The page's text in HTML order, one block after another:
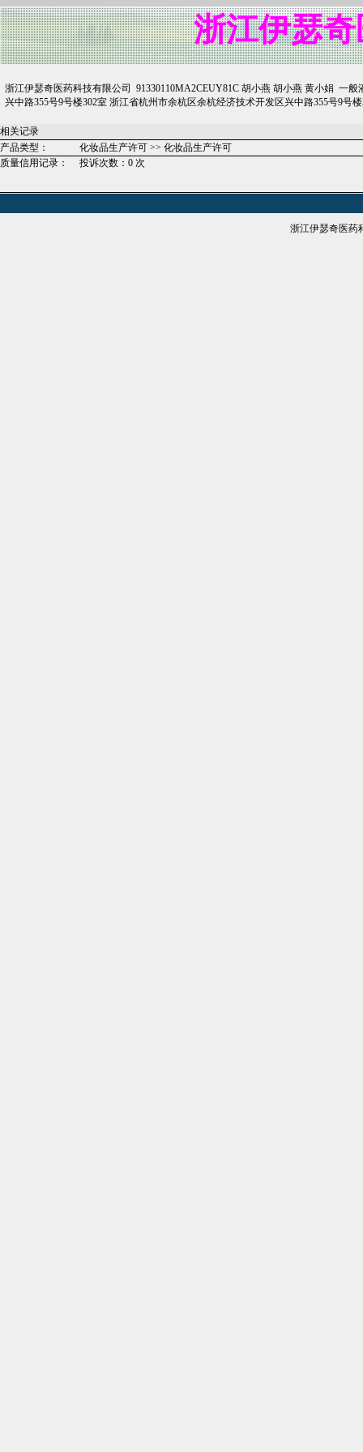
浙江伊瑟
浙江伊瑟奇医药科技有限公司 91330110MA2CEUY81C 胡小燕 胡小燕 黄小娟 一
兴中路355号9号楼302室 浙江省杭州市余杭区余杭经济技术开发区兴中路355号9号
相关记录
产品类型：
化妆品生产许可 >> 化妆品生产许可
质量信用记录：
投诉次数：0 次
浙江伊瑟奇医